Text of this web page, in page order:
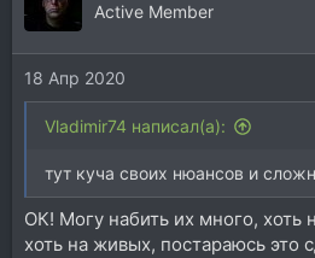
Active Member
18 Апр 2020
Vladimir74 написал(а):
тут куча своих нюансов и
ОК! Могу набить их много, хоть
хоть на живых, постараюсь это